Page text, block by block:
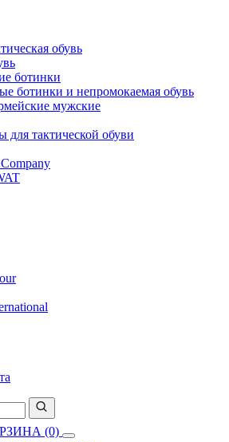
обувь
ботинки
ботинки и непромокаемая обувь
мужские
для тактической обуви
(0)